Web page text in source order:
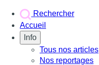
Rechercher
Accueil
Info
Tous nos articles
Nos reportages